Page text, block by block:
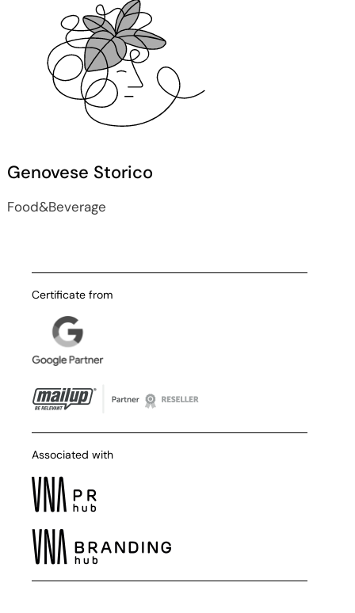
Genovese Storico
Food&Beverage
Certificate from
Associated with